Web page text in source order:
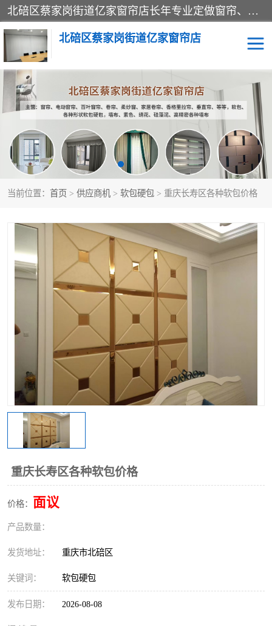
北碚区蔡家岗街道亿家窗帘店长年专业定做窗帘、电动窗帘、百叶窗帘、卷帘、柔纱窗、家居卷帘、香格里拉帘、垂直帘、等等，软包、各种形状软包硬包，墙布、素色、绣花、硅藻泥、高精密各种墙布，免费测量、免费安装，欢迎咨询
北碚区蔡家岗街道亿家窗帘店
当前位置： 首页 > 供应商机 > 软包硬包 > 重庆长寿区各种软包价格
重庆长寿区各种软包价格
价格： 面议
产品数量：
发货地址： 重庆市北碚区
关键词： 软包硬包
发布日期： 2026-08-08
软包硬包 墙布
窗帘 百叶窗卷帘